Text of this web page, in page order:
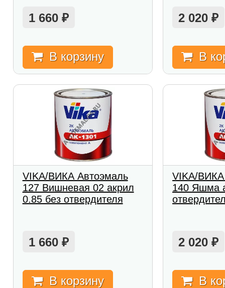
1 660 ₽
В корзину
2 020₽
В
VIKA/ВИКА Автоэмаль
127 Вишневая 02 акрил
0.85 без отвердителя
1 660 ₽
В корзину
VIKA/
140 Яшма
2 020₽
В